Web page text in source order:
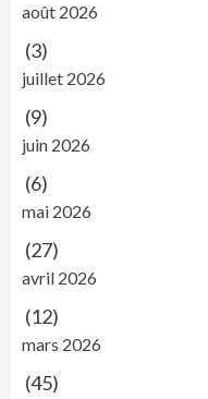
août 2026
(3)
juillet 2026
(9)
juin 2026
(6)
mai 2026
(27)
avril 2026
(12)
mars 2026
(45)